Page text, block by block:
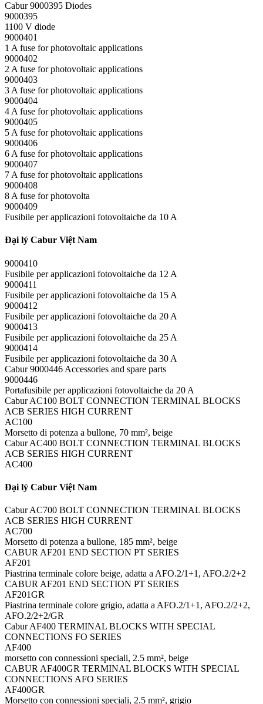
Cabur 9000395 Diodes
9000395
1100 V diode
9000401
1 A fuse for photovoltaic applications
9000402
2 A fuse for photovoltaic applications
9000403
3 A fuse for photovoltaic applications
9000404
4 A fuse for photovoltaic applications
9000405
5 A fuse for photovoltaic applications
9000406
6 A fuse for photovoltaic applications
9000407
7 A fuse for photovoltaic applications
9000408
8 A fuse for photovolta
9000409
Fusibile per applicazioni fotovoltaiche da 10 A
Đại lý Cabur Việt Nam
9000410
Fusibile per applicazioni fotovoltaiche da 12 A
9000411
Fusibile per applicazioni fotovoltaiche da 15 A
9000412
Fusibile per applicazioni fotovoltaiche da 20 A
9000413
Fusibile per applicazioni fotovoltaiche da 25 A
9000414
Fusibile per applicazioni fotovoltaiche da 30 A
Cabur 9000446 Accessories and spare parts
9000446
Portafusibile per applicazioni fotovoltaiche da 20 A
Cabur AC100 BOLT CONNECTION TERMINAL BLOCKS
ACB SERIES HIGH CURRENT
AC100
Morsetto di potenza a bullone, 70 mm², beige
Cabur AC400 BOLT CONNECTION TERMINAL BLOCKS
ACB SERIES HIGH CURRENT
AC400
Đại lý Cabur Việt Nam
Cabur AC700 BOLT CONNECTION TERMINAL BLOCKS
ACB SERIES HIGH CURRENT
AC700
Morsetto di potenza a bullone, 185 mm², beige
CABUR AF201 END SECTION PT SERIES
AF201
Piastrina terminale colore beige, adatta a AFO.2/1+1, AFO.2/2+2
CABUR AF201 END SECTION PT SERIES
AF201GR
Piastrina terminale colore grigio, adatta a AFO.2/1+1, AFO.2/2+2,
AFO.2/2+2/GR
Cabur AF400 TERMINAL BLOCKS WITH SPECIAL
CONNECTIONS FO SERIES
AF400
morsetto con connessioni speciali, 2.5 mm², beige
CABUR AF400GR TERMINAL BLOCKS WITH SPECIAL
CONNECTIONS AFO SERIES
AF400GR
Morsetto con connessioni speciali, 2.5 mm², grigio